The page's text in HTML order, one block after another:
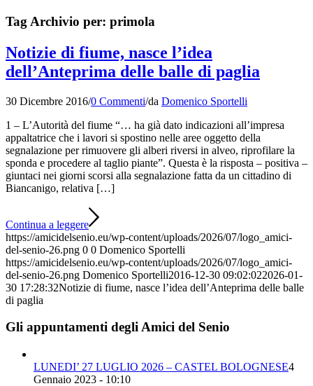
Tag Archivio per: primola
Notizie di fiume, nasce l’idea
dell’Anteprima delle balle di paglia
30 Dicembre 2016/0 Commenti/da Domenico Sportelli
1 – L’Autorità del fiume “… ha già dato indicazioni all’impresa
appaltatrice che i lavori si spostino nelle aree oggetto della
segnalazione per rimuovere gli alberi riversi in alveo, riprofilare la
sponda e procedere al taglio piante”. Questa è la risposta – positiva –
giuntaci nei giorni scorsi alla segnalazione fatta da un cittadino di
Biancanigo, relativa […]
Continua a leggere
https://amicidelsenio.eu/wp-content/uploads/2026/07/logo_amici-
del-senio-26.png 0 0 Domenico Sportelli
https://amicidelsenio.eu/wp-content/uploads/2026/07/logo_amici-
del-senio-26.png Domenico Sportelli2016-12-30 09:02:022026-01-
30 17:28:32Notizie di fiume, nasce l’idea dell’Anteprima delle balle
di paglia
Gli appuntamenti degli Amici del Senio
LUNEDI’ 27 LUGLIO 2026 – CASTEL BOLOGNESE4
Gennaio 2023 - 10:10